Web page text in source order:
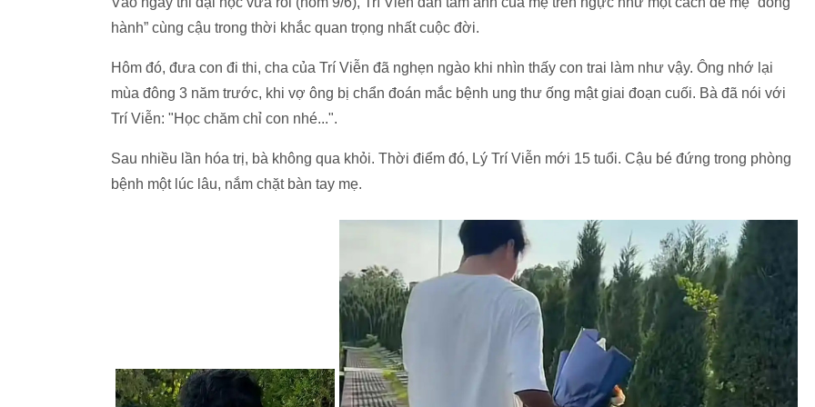
hành” cùng cậu trong thời khắc quan trọng nhất cuộc đời.
Hôm đó, đưa con đi thi, cha của Trí Viễn đã nghẹn ngào khi nhìn thấy con trai làm như vậy. Ông nhớ lại
mùa đông 3 năm trước, khi vợ ông bị chẩn đoán mắc bệnh ung thư ống mật giai đoạn cuối. Bà đã nói với
Trí Viễn: "Học chăm chỉ con nhé...".
Sau nhiều lần hóa trị, bà không qua khỏi. Thời điểm đó, Lý Trí Viễn mới 15 tuổi. Cậu bé đứng trong phòng
bệnh một lúc lâu, nắm chặt bàn tay mẹ.